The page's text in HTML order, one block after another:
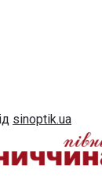
sinoptik.ua